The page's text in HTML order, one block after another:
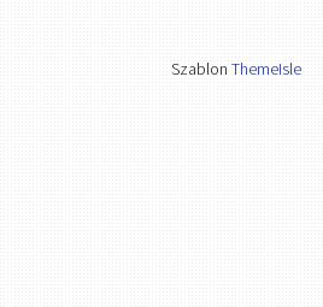
SzablonThemeIsle